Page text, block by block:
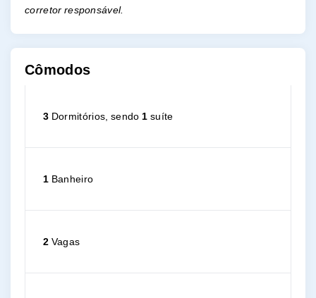
corretor responsável.
Cômodos
3 Dormitórios, sendo 1 suíte
1 Banheiro
2 Vagas